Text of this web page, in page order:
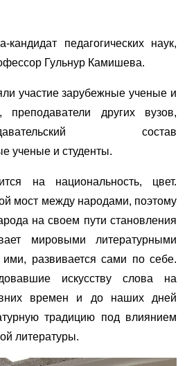
кандидат педагогических наук,
Гульнур Камишева.
участие зарубежные ученые и
преподаватели других вузов,
состав
ученые и студенты.
на национальность, цвет.
мост между народами, поэтому
на своем пути становления
мировыми литературными
развивается сами по себе.
искусству слова на
времен и до наших дней
традицию под влиянием
литературы.